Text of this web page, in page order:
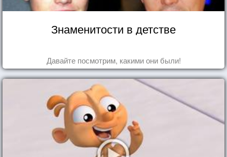
Знаменитости в детстве
Давайте посмотрим, какими они были!